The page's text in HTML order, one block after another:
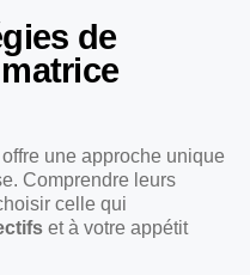
de
une approche unique
Comprendre leurs
celle qui
et à votre appétit